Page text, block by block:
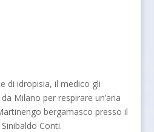
di idropisia, il medico gli
Milano per respirare un’aria
bergamasco presso il
Conti.